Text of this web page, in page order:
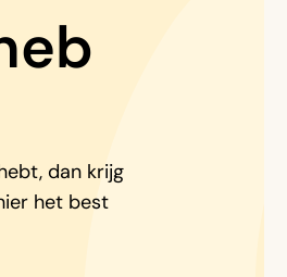
dan krijg
het best